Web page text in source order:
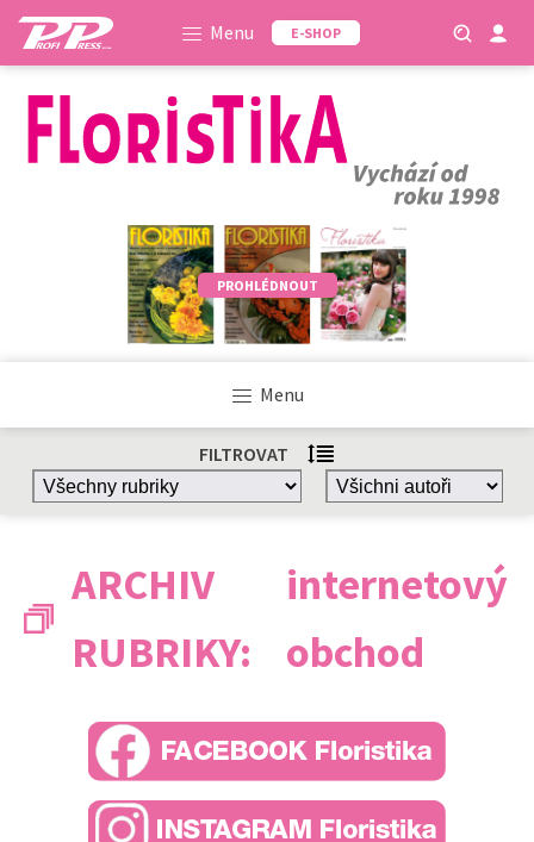
Menu E-SHOP
PROHLÉDNOUT
Menu
FILTROVAT
ARCHIV
RUBRIKY:
internetový
obchod